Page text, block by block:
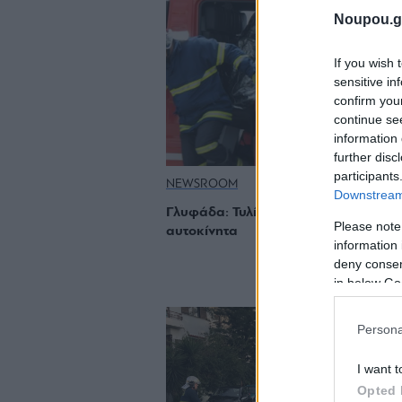
If you wish
sensitive
confirm
continue
information
further
Please
information
deny
in below
I want
Opted
NEWSROOM
Γλυφάδα: Τυλίχτηκαν στις φλόγες 5
αυτοκίνητα